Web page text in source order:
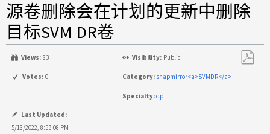
源卷删除会在计划的更新中删除
目标SVM DR卷
Views: 83 Visibility: Public
Votes: 0 Category: snapmirror<a>SVMDR</a>
Specialty:dp
Last Updated:
5/18/2022, 8:53:08 PM